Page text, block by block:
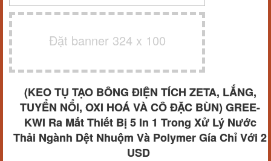
Đặt banner 324 x 100
(KEO TỤ TẠO BÔNG ĐIỆN TÍCH ZETA, LẮNG,
TUYỂN NỔI, OXI HOÁ VÀ CÔ ĐẶC BÙN) GREE-
KWI Ra Mắt Thiết Bị 5 In 1 Trong Xử Lý Nước
Thải Ngành Dệt Nhuộm Và Polymer Gía Chỉ Với 2
USD